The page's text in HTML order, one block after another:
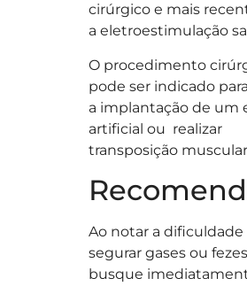
cirúrgico e mais
a eletroestimulação
O procedimento
pode ser indicado
a implantação de um
artificial ou realizar
transposição
Ao notar a dificuldade
segurar gases ou
busque